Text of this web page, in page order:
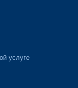
услуге